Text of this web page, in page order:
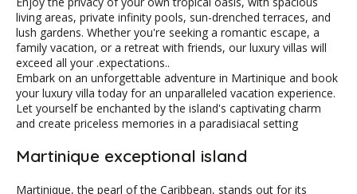
living areas, private infinity pools, sun-drenched terraces, and
lush gardens. Whether you're seeking a romantic escape, a
family vacation, or a retreat with friends, our luxury villas will
exceed all your .expectations..
Embark on an unforgettable adventure in Martinique and book
your luxury villa today for an unparalleled vacation experience.
Let yourself be enchanted by the island's captivating charm
and create priceless memories in a paradisiacal setting
Martinique exceptional island
Martinique, the pearl of the Caribbean, stands out for its